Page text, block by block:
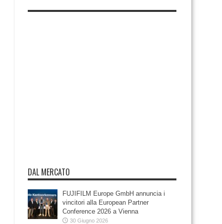
DAL MERCATO
FUJIFILM Europe GmbH annuncia i
vincitori alla European Partner
Conference 2026 a Vienna
30 Giugno 2026